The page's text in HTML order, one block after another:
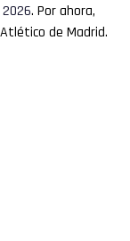
. Por ahora,
de Madrid.